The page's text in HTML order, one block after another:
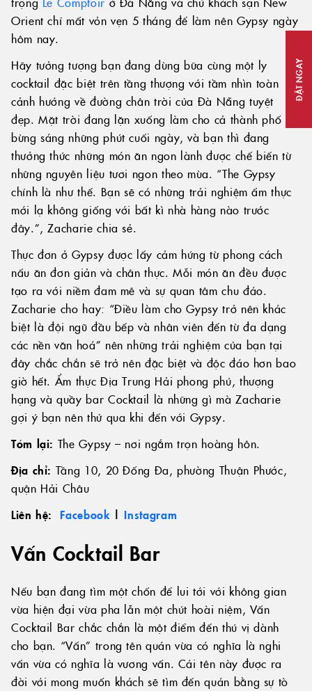
ĐẶT NGAY
Orient chỉ mất vỏn vẹn 5 tháng để làm nên Gypsy ngày
hôm nay.
Hãy tưởng tượng bạn đang dùng bữa cùng một ly
cocktail đặc biệt trên tầng thượng với tầm nhìn toàn
cảnh hướng về đường chân trời của Đà Nẵng tuyệt
đẹp. Mặt trời đang lặn xuống làm cho cả thành phố
bừng sáng những phút cuối ngày, và bạn thì đang
thưởng thức những món ăn ngon lành được chế biến từ
những nguyên liệu tươi ngon theo mùa. “The Gypsy
chính là như thế. Bạn sẽ có những trải nghiệm ẩm thực
mới lạ không giống với bất kì nhà hàng nào trước
đây.”, Zacharie chia sẻ.
Thực đơn ở Gypsy được lấy cảm hứng từ phong cách
nấu ăn đơn giản và chân thực. Mỗi món ăn đều được
tạo ra với niềm đam mê và sự quan tâm chu đáo.
Zacharie cho hay: “Điều làm cho Gypsy trở nên khác
biệt là đội ngũ đầu bếp và nhân viên đến từ đa dạng
các nền văn hoá” nên những trải nghiệm của bạn tại
đây chắc chắn sẽ trở nên đặc biệt và độc đáo hơn bao
giờ hết. Ẩm thực Địa Trung Hải phong phú, thượng
hạng và quầy bar Cocktail là những gì mà Zacharie
gợi ý bạn nên thử qua khi đến với Gypsy.
Tóm lại: The Gypsy – nơi ngắm trọn hoàng hôn.
Địa chỉ: Tầng 10, 20 Đống Đa, phường Thuận Phước,
quận Hải Châu
Liên hệ:Facebook |Instagram
Vấn Cocktail Bar
Nếu bạn đang tìm một chốn để lui tới với không gian
vừa hiện đại vừa pha lẫn một chút hoài niệm, Vấn
Cocktail Bar chắc chắn là một điểm đến thú vị dành
cho bạn. “Vấn” trong tên quán vừa có nghĩa là nghi
vấn vừa có nghĩa là vương vấn. Cái tên này được ra
đời với mong muốn khách sẽ tìm đến quán bằng sự tò